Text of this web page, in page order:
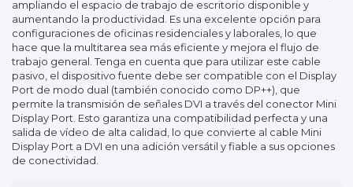
ampliando el espacio de trabajo de escritorio disponible y
aumentando la productividad. Es una excelente opción para
configuraciones de oficinas residenciales y laborales, lo que
hace que la multitarea sea más eficiente y mejora el flujo de
trabajo general. Tenga en cuenta que para utilizar este cable
pasivo, el dispositivo fuente debe ser compatible con el Display
Port de modo dual (también conocido como DP++), que
permite la transmisión de señales DVI a través del conector Mini
Display Port. Esto garantiza una compatibilidad perfecta y una
salida de vídeo de alta calidad, lo que convierte al cable Mini
Display Port a DVI en una adición versátil y fiable a sus opciones
de conectividad.